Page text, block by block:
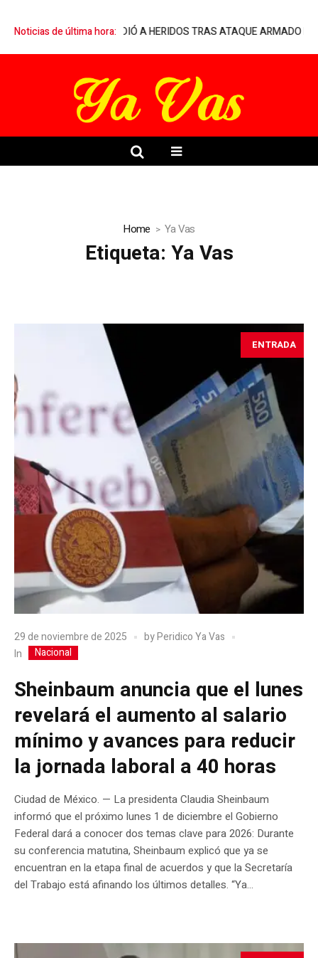
Noticias de última hora:
ATENDIÓ A HERIDOS TRAS ATAQUE ARMADO EN PALENQUE
Home Ya Vas
Etiqueta: Ya Vas
ENTRADA
29 de noviembre de 2025 byPeridico Ya Vas
In
Nacional
Sheinbaum anuncia que el lunes
revelará el aumento al salario
mínimo y avances para reducir
la jornada laboral a 40 horas
Ciudad de México. — La presidenta Claudia Sheinbaum
informó que el próximo lunes 1 de diciembre el Gobierno
Federal dará a conocer dos temas clave para 2026: Durante
su conferencia matutina, Sheinbaum explicó que ya se
encuentran en la etapa final de acuerdos y que la Secretaría
del Trabajo está afinando los últimos detalles. “Ya...